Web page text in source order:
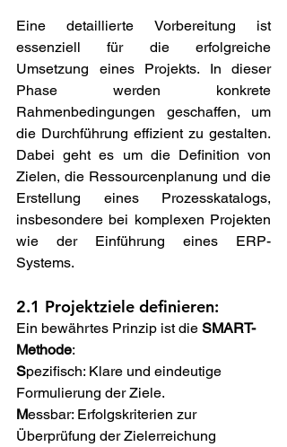
Eine detaillierte Vorbereitung ist
essenziell für die erfolgreiche
Umsetzung eines Projekts. In dieser
Phase werden konkrete
Rahmenbedingungen geschaffen, um
die Durchführung effizient zu gestalten.
Dabei geht es um die Definition von
Zielen, die Ressourcenplanung und die
Erstellung eines Prozesskatalogs,
insbesondere bei komplexen Projekten
wie der Einführung eines ERP-
Systems.
2.1 Projektziele definieren:
Ein bewährtes Prinzip ist die SMART-
Methode:
Spezifisch: Klare und eindeutige
Formulierung der Ziele.
Messbar: Erfolgskriterien zur
Überprüfung der Zielerreichung